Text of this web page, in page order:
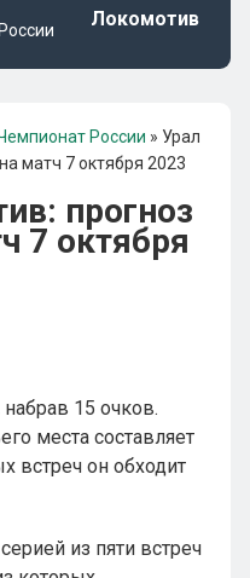
Локомотив
России » Урал
матч 7 октября 2023
прогноз
7 октября
15 очков.
места составляет
встреч он обходит
из пяти встреч